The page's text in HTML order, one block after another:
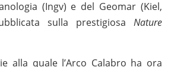
(Ingv) e del Geomar (Kiel,
sulla prestigiosa Nature
alla quale l’Arco Calabro ha ora